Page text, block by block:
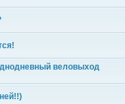
веловыход